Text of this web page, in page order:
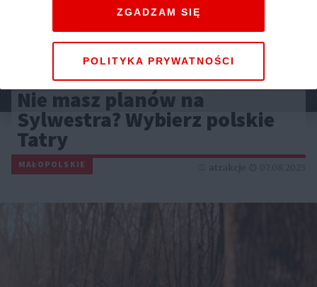
Nie masz planów na
Sylwestra? Wybierz polskie
Tatry
MAŁOPOLSKIE
POLITYKA PRYWATNOŚCI
ZGADZAM SIĘ